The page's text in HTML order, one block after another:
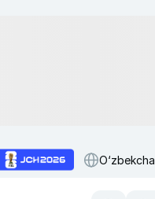
O‘zbekcha